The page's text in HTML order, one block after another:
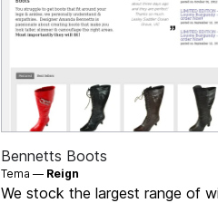
Bennetts Boots
Tema — Reign
We stock the largest range of